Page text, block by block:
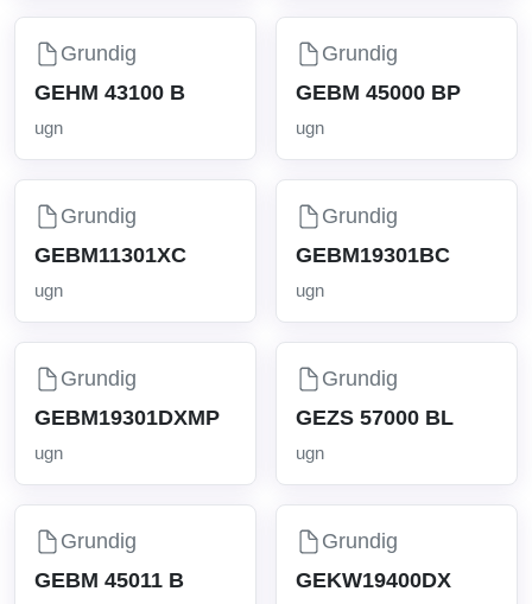
Grundig
GEHM 43100 B
ugn
Grundig
GEBM 45000 BP
ugn
Grundig
GEBM11301XC
ugn
Grundig
GEBM19301BC
ugn
Grundig
GEBM19301DXMP
ugn
Grundig
GEZS 57000 BL
ugn
Grundig
GEBM 45011 B
Grundig
GEKW19400DX